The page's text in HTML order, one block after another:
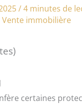
/4 minutes de
Vente immobilière
certaines